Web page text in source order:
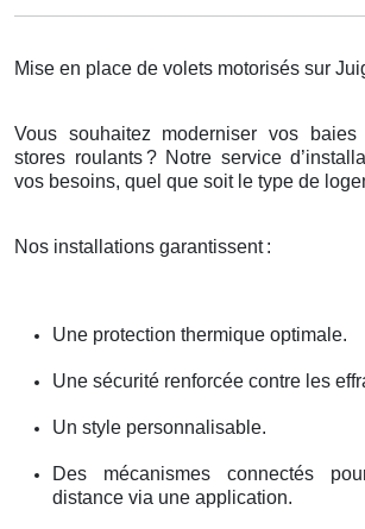
Mise en place de volets motorisés sur
Vous souhaitez moderniser vos
stores roulants ? Notre service d’
vos besoins, quel que soit le type de
Nos installations garantissent :
Une protection thermique optimale.
Une sécurité renforcée contre les
Un style personnalisable.
Des mécanismes connectés
distance via une application.